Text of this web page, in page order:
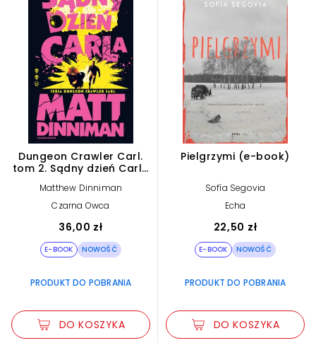
Dungeon Crawler Carl.
tom 2. Sądny dzień Carla
Matthew Dinniman
Czarna Owca
36,00 zł
E-BOOK NOWOŚĆ
PRODUKT DO POBRANIA
DO KOSZYKA
Pielgrzymi (e-book)
Sofía Segovia
Echa
22,50 zł
E-BOOK NOWOŚĆ
PRODUKT DO POBRANIA
DO KOSZYKA